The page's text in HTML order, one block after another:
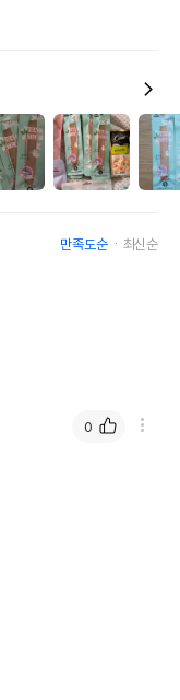
만족도순 최신순
0